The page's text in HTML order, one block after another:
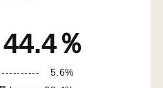
44.4％
5.6%